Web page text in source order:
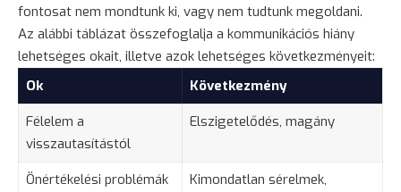
fontosat nem mondtunk ki, vagy nem tudtunk megoldani.
Az alábbi táblázat összefoglalja a kommunikációs hiány
lehetséges okait, illetve azok lehetséges következményeit:
Ok
Következmény
Félelem a
visszautasítástól
Elszigetelődés, magány
Önértékelési problémák
Kimondatlan sérelmek,